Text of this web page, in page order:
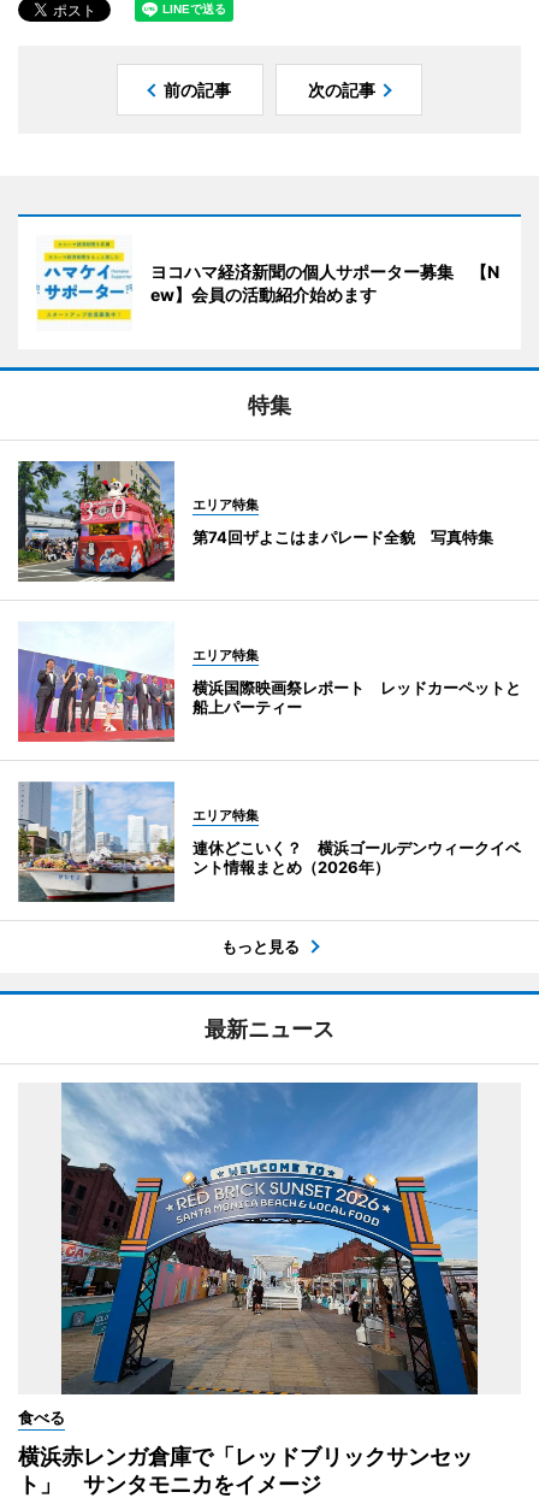
前の記事 次の記事
ヨコハマ経済新聞の個人サポーター募集 【N
ew】会員の活動紹介始めます
特集
エリア特集
第74回ザよこはまパレード全貌 写真特集
エリア特集
横浜国際映画祭レポート レッドカーペットと
船上パーティー
エリア特集
連休どこいく？ 横浜ゴールデンウィークイベ
ント情報まとめ（2026年）
もっと見る
最新ニュース
食べる
横浜赤レンガ倉庫で「レッドブリックサンセッ
ト」 サンタモニカをイメージ